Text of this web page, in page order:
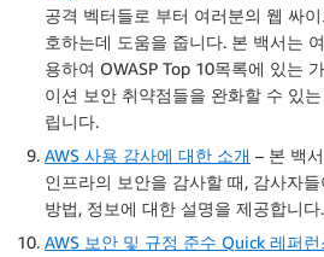
공격 벡터들로 부터 여러분의 웹 싸
호하는데 도움을 줍니다. 본 백서는
용하여 OWASP Top 10목록에 있는
이션 보안 취약점들을 완화할 수 있
립니다.
AWS 사용 감사에 대한 소개 – 본 백
인프라의 보안을 감사할 때, 감사자
방법, 정보에 대한 설명을 제공합니다.
AWS 보안 및 규정 준수 Quick 레퍼런